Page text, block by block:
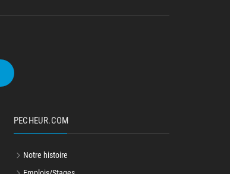
PECHEUR.COM
Notre histoire